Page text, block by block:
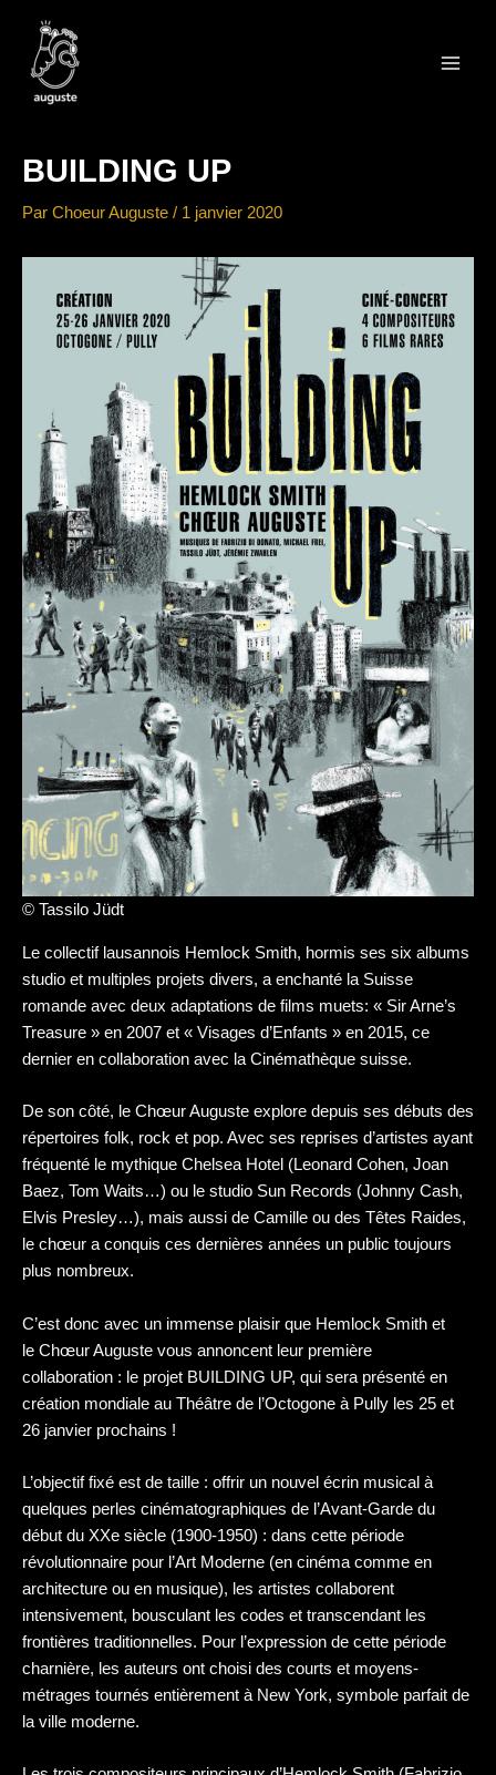
contenu
BUILDING UP
Par Choeur Auguste / 1 janvier 2020
© Tassilo Jüdt
Le collectif lausannois Hemlock Smith, hormis ses six albums
studio et multiples projets divers, a enchanté la Suisse
romande avec deux adaptations de films muets: « Sir Arne’s
Treasure » en 2007 et « Visages d’Enfants » en 2015, ce
dernier en collaboration avec la Cinémathèque suisse.
De son côté, le Chœur Auguste explore depuis ses débuts des
répertoires folk, rock et pop. Avec ses reprises d’artistes ayant
fréquenté le mythique Chelsea Hotel (Leonard Cohen, Joan
Baez, Tom Waits…) ou le studio Sun Records (Johnny Cash,
Elvis Presley…), mais aussi de Camille ou des Têtes Raides,
le chœur a conquis ces dernières années un public toujours
plus nombreux.
C’est donc avec un immense plaisir que Hemlock Smith et
le Chœur Auguste vous annoncent leur première
collaboration : le projet BUILDING UP, qui sera présenté en
création mondiale au Théâtre de l’Octogone à Pully les 25 et
26 janvier prochains !
L’objectif fixé est de taille : offrir un nouvel écrin musical à
quelques perles cinématographiques de l’Avant-Garde du
début du XXe siècle (1900-1950) : dans cette période
révolutionnaire pour l’Art Moderne (en cinéma comme en
architecture ou en musique), les artistes collaborent
intensivement, bousculant les codes et transcendant les
frontières traditionnelles. Pour l’expression de cette période
charnière, les auteurs ont choisi des courts et moyens-
métrages tournés entièrement à New York, symbole parfait de
la ville moderne.